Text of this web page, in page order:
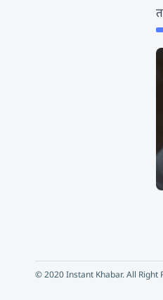
© 2020 Instant Khabar. All Right